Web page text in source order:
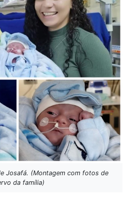
Josafá. (Montagem com fotos de
da família)